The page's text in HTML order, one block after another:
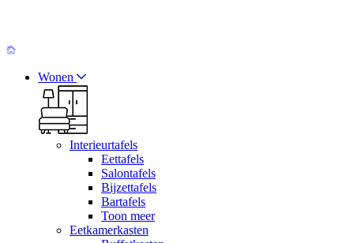
Wonen
Interieurtafels
Eettafels
Salontafels
Bijzettafels
Bartafels
Toon meer
Eetkamerkasten